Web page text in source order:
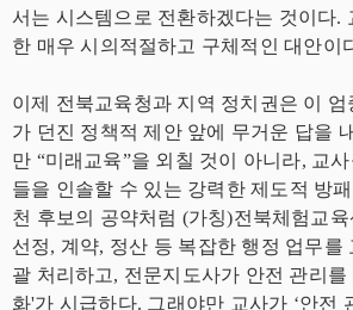
서는 시스템으로 전환하겠다는 것이다.
한 매우 시의적절하고 구체적인 대안이
이제 전북교육청과 지역 정치권은 이 엄
가 던진 정책적 제안 앞에 무거운 답을
만 “미래교육”을 외칠 것이 아니라, 교
들을 인솔할 수 있는 강력한 제도적 방
천 후보의 공약처럼 (가칭)전북체험교육
선정, 계약, 정산 등 복잡한 행정 업무를
괄 처리하고, 전문지도사가 안전 관리를
화'가 시급하다. 그래야만 교사가 ‘안전